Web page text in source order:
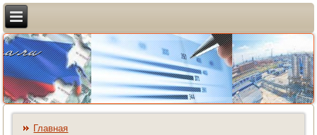
Главная